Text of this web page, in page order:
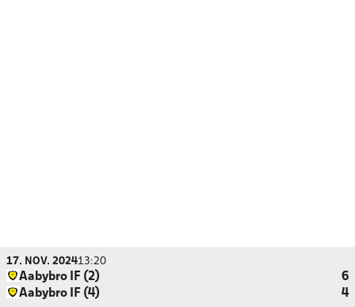
17. NOV. 202413:20
Aabybro IF (2)
6
Aabybro IF (4)
4